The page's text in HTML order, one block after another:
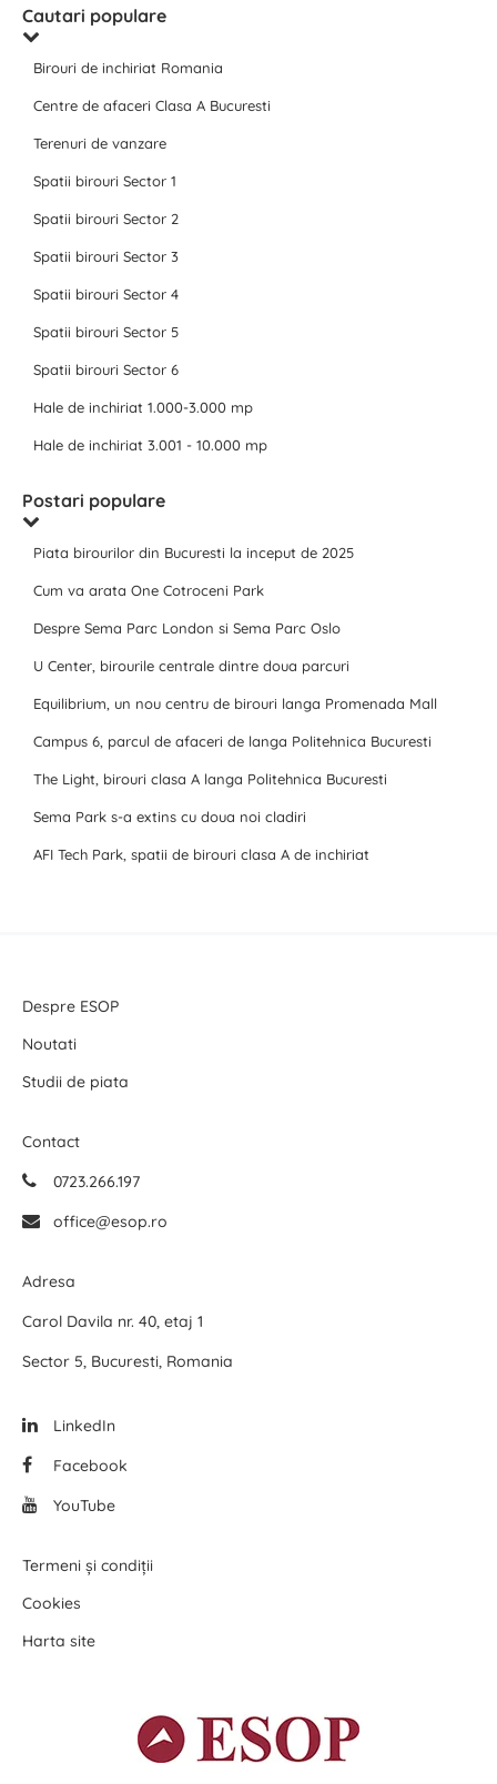
Cautari populare
Birouri de inchiriat Romania
Centre de afaceri Clasa A Bucuresti
Terenuri de vanzare
Spatii birouri Sector 1
Spatii birouri Sector 2
Spatii birouri Sector 3
Spatii birouri Sector 4
Spatii birouri Sector 5
Spatii birouri Sector 6
Hale de inchiriat 1.000-3.000 mp
Hale de inchiriat 3.001 - 10.000 mp
Postari populare
Piata birourilor din Bucuresti la inceput de 2025
Cum va arata One Cotroceni Park
Despre Sema Parc London si Sema Parc Oslo
U Center, birourile centrale dintre doua parcuri
Equilibrium, un nou centru de birouri langa Promenada Mall
Campus 6, parcul de afaceri de langa Politehnica Bucuresti
The Light, birouri clasa A langa Politehnica Bucuresti
Sema Park s-a extins cu doua noi cladiri
AFI Tech Park, spatii de birouri clasa A de inchiriat
Despre ESOP
Noutati
Studii de piata
Contact
0723.266.197
office@esop.ro
Adresa
Carol Davila nr. 40, etaj 1
Sector 5, Bucuresti, Romania
LinkedIn
Facebook
YouTube
Termeni și condiții
Cookies
Harta site